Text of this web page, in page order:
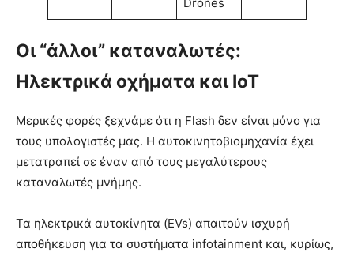
Οι “άλλοι” καταναλωτές:
Ηλεκτρικά οχήματα και IoT
Μερικές φορές ξεχνάμε ότι η Flash δεν είναι μόνο για
τους υπολογιστές μας. Η αυτοκινητοβιομηχανία έχει
μετατραπεί σε έναν από τους μεγαλύτερους
καταναλωτές μνήμης.
Τα ηλεκτρικά αυτοκίνητα (EVs) απαιτούν ισχυρή
αποθήκευση για τα συστήματα infotainment και, κυρίως,